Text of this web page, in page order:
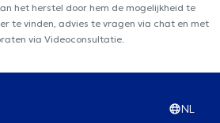
het herstel door hem de mogelijkheid te
te vinden, advies te vragen via chat en met
via Videoconsultatie.
NL